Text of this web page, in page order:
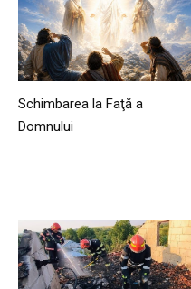
Schimbarea la Faţă a
Domnului